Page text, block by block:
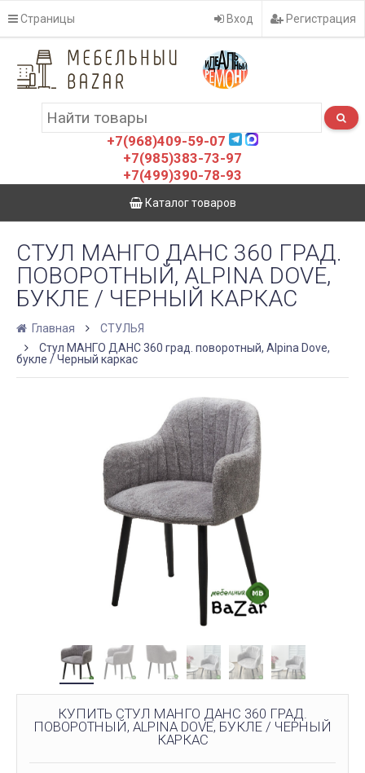
Страницы Вход Регистрация
+7(968)409-59-07
+7(985)383-73-97
+7(499)390-78-93
Каталог товаров
СТУЛ МАНГО ДАНС 360 ГРАД.
ПОВОРОТНЫЙ, ALPINA DOVE,
БУКЛЕ / ЧЕРНЫЙ КАРКАС
Главная
СТУЛЬЯ
Стул МАНГО ДАНС 360 град. поворотный, Alpina Dove,
букле / Черный каркас
КУПИТЬ СТУЛ МАНГО ДАНС 360 ГРАД.
ПОВОРОТНЫЙ, ALPINA DOVE, БУКЛЕ / ЧЕРНЫЙ
КАРКАС